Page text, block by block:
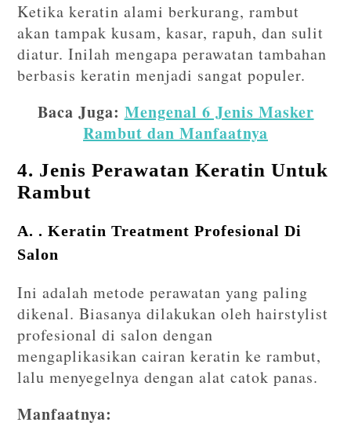
Ketika keratin alami berkurang, rambut
akan tampak kusam, kasar, rapuh, dan sulit
diatur. Inilah mengapa perawatan tambahan
berbasis keratin menjadi sangat populer.
Baca Juga: Mengenal 6 Jenis Masker
Rambut dan Manfaatnya
4. Jenis Perawatan Keratin Untuk
Rambut
A. . Keratin Treatment Profesional Di
Salon
Ini adalah metode perawatan yang paling
dikenal. Biasanya dilakukan oleh hairstylist
profesional di salon dengan
mengaplikasikan cairan keratin ke rambut,
lalu menyegelnya dengan alat catok panas.
Manfaatnya: